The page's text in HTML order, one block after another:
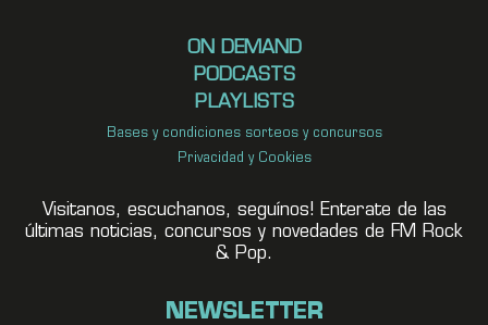
ON DEMAND
PODCASTS
PLAYLISTS
Bases y condiciones sorteos y concursos
Privacidad y Cookies
Visitanos, escuchanos, seguínos! Enterate de las
últimas noticias, concursos y novedades de FM Rock
& Pop.
NEWSLETTER